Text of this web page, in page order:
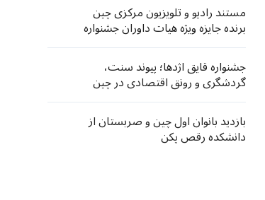
مستند رادیو و تلویزیون مرکزی چین
برنده جایزه ویژه هیات داوران جشنواره
شانگهای شد
جشنواره قایق اژدها؛ پیوند سنت،
گردشگری و رونق اقتصادی در چین
بازدید بانوان اول چین و صربستان از
دانشکده رقص پکن